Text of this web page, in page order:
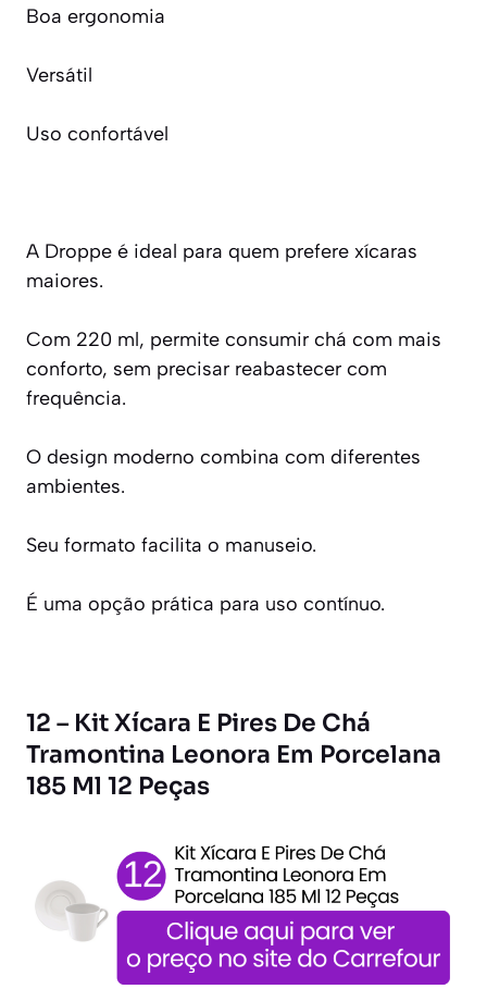
Boa ergonomia
Versátil
Uso confortável
A Droppe é ideal para quem prefere xícaras
maiores.
Com 220 ml, permite consumir chá com mais
conforto, sem precisar reabastecer com
frequência.
O design moderno combina com diferentes
ambientes.
Seu formato facilita o manuseio.
É uma opção prática para uso contínuo.
12 – Kit Xícara E Pires De Chá
Tramontina Leonora Em Porcelana
185 Ml 12 Peças